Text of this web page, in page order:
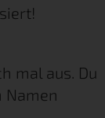
mal aus. Du
Namen